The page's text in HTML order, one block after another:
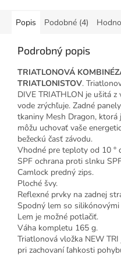
Popis Podobné (4)
Podrobný popis
TRIATLONOVÁ
TRIATLONISTOV.
DIVE TRIATHLON je ušitá
vode zrýchľuje. Zadné
tkaniny Mesh Dragon, ktorá
môžu uchovať vaše
bežeckú časť závodu.
Vhodné pre teploty od 10 °
SPF ochrana proti slnku
Camlock predný zips.
Ploché švy.
Reflexné prvky na zadnej
Spodný lem so
Lem je možné potlačiť.
Váha kompletu 165 g.
Triatlonová vložka NEW
pri zachovaní ľahkosti